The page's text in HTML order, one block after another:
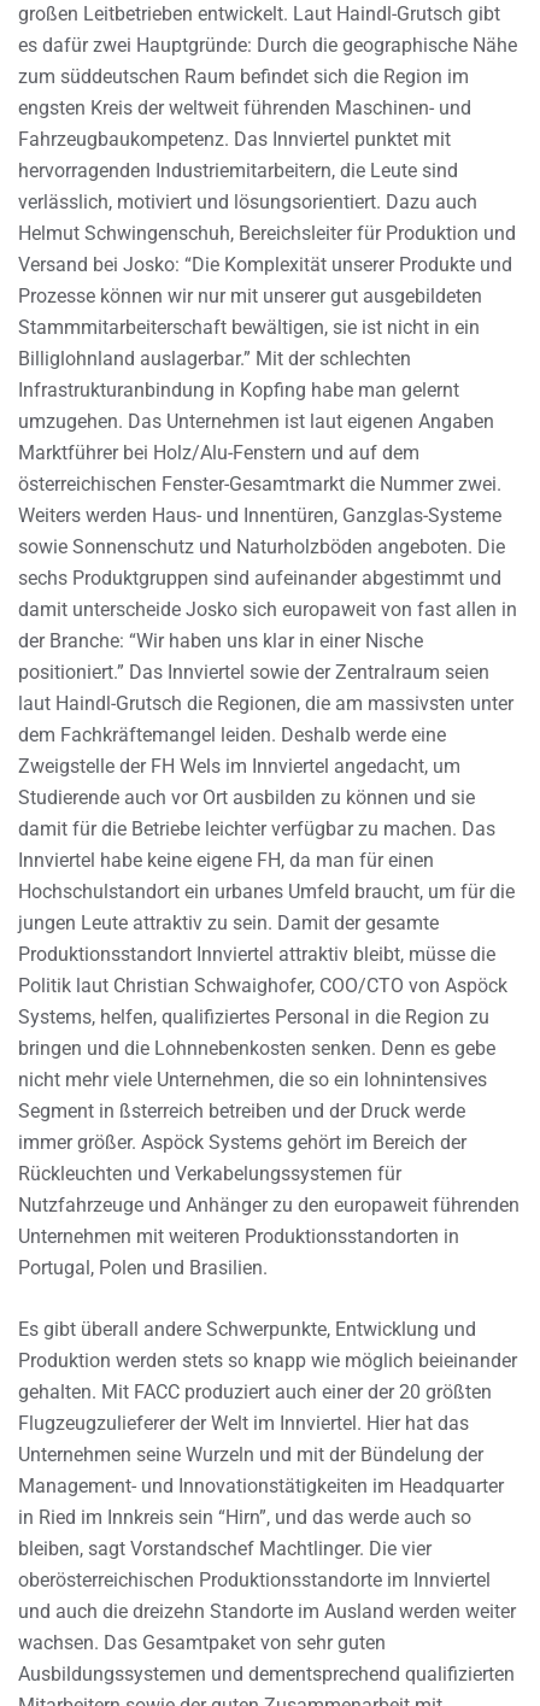
großen Leitbetrieben entwickelt. Laut Haindl-Grutsch gibt
es dafür zwei Hauptgründe: Durch die geographische Nähe
zum süddeutschen Raum befindet sich die Region im
engsten Kreis der weltweit führenden Maschinen- und
Fahrzeugbaukompetenz. Das Innviertel punktet mit
hervorragenden Industriemitarbeitern, die Leute sind
verlässlich, motiviert und lösungsorientiert. Dazu auch
Helmut Schwingenschuh, Bereichsleiter für Produktion und
Versand bei Josko: “Die Komplexität unserer Produkte und
Prozesse können wir nur mit unserer gut ausgebildeten
Stammmitarbeiterschaft bewältigen, sie ist nicht in ein
Billiglohnland auslagerbar.” Mit der schlechten
Infrastrukturanbindung in Kopfing habe man gelernt
umzugehen. Das Unternehmen ist laut eigenen Angaben
Marktführer bei Holz/Alu-Fenstern und auf dem
österreichischen Fenster-Gesamtmarkt die Nummer zwei.
Weiters werden Haus- und Innentüren, Ganzglas-Systeme
sowie Sonnenschutz und Naturholzböden angeboten. Die
sechs Produktgruppen sind aufeinander abgestimmt und
damit unterscheide Josko sich europaweit von fast allen in
der Branche: “Wir haben uns klar in einer Nische
positioniert.” Das Innviertel sowie der Zentralraum seien
laut Haindl-Grutsch die Regionen, die am massivsten unter
dem Fachkräftemangel leiden. Deshalb werde eine
Zweigstelle der FH Wels im Innviertel angedacht, um
Studierende auch vor Ort ausbilden zu können und sie
damit für die Betriebe leichter verfügbar zu machen. Das
Innviertel habe keine eigene FH, da man für einen
Hochschulstandort ein urbanes Umfeld braucht, um für die
jungen Leute attraktiv zu sein. Damit der gesamte
Produktionsstandort Innviertel attraktiv bleibt, müsse die
Politik laut Christian Schwaighofer, COO/CTO von Aspöck
Systems, helfen, qualifiziertes Personal in die Region zu
bringen und die Lohnnebenkosten senken. Denn es gebe
nicht mehr viele Unternehmen, die so ein lohnintensives
Segment in ßsterreich betreiben und der Druck werde
immer größer. Aspöck Systems gehört im Bereich der
Rückleuchten und Verkabelungssystemen für
Nutzfahrzeuge und Anhänger zu den europaweit führenden
Unternehmen mit weiteren Produktionsstandorten in
Portugal, Polen und Brasilien.
Es gibt überall andere Schwerpunkte, Entwicklung und
Produktion werden stets so knapp wie möglich beieinander
gehalten. Mit FACC produziert auch einer der 20 größten
Flugzeugzulieferer der Welt im Innviertel. Hier hat das
Unternehmen seine Wurzeln und mit der Bündelung der
Management- und Innovationstätigkeiten im Headquarter
in Ried im Innkreis sein “Hirn”, und das werde auch so
bleiben, sagt Vorstandschef Machtlinger. Die vier
oberösterreichischen Produktionsstandorte im Innviertel
und auch die dreizehn Standorte im Ausland werden weiter
wachsen. Das Gesamtpaket von sehr guten
Ausbildungssystemen und dementsprechend qualifizierten